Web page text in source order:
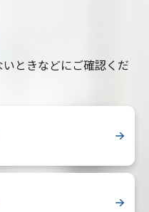
ときなどにご確認くだ